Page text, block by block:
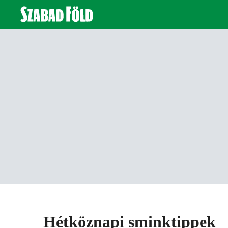
Hétköznapi sminktippek